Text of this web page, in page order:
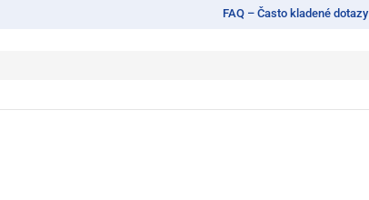
FAQ – Často kladené dotazy